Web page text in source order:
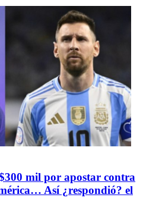
mil por apostar contra
Así ¿respondió? el